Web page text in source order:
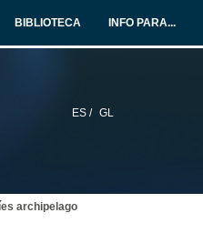
BIBLIOTECA INFO PARA...
ES / GL
archipelago
21 de xuño de 2018